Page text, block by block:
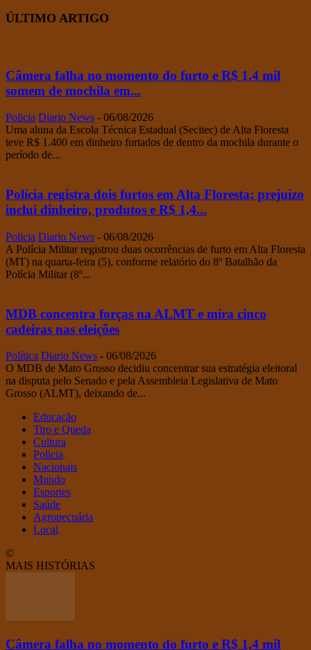
ÚLTIMO ARTIGO
Câmera falha no momento do furto e R$ 1,4 mil
somem de mochila em...
Policia Diario News - 06/08/2026
Uma aluna da Escola Técnica Estadual (Secitec) de Alta Floresta
teve R$ 1.400 em dinheiro furtados de dentro da mochila durante o
período de...
Polícia registra dois furtos em Alta Floresta; prejuízo
inclui dinheiro, produtos e R$ 1,4...
Policia Diario News - 06/08/2026
A Polícia Militar registrou duas ocorrências de furto em Alta Floresta
(MT) na quarta-feira (5), conforme relatório do 8º Batalhão da
Polícia Militar (8º...
MDB concentra forças na ALMT e mira cinco
cadeiras nas eleições
Política Diario News - 06/08/2026
O MDB de Mato Grosso decidiu concentrar sua estratégia eleitoral
na disputa pelo Senado e pela Assembleia Legislativa de Mato
Grosso (ALMT), deixando de...
Educação
Tiro e Queda
Cultura
Policia
Nacionais
Mundo
Esportes
Saúde
Agropecuária
Local
©
MAIS HISTÓRIAS
Câmera falha no momento do furto e R$ 1,4 mil